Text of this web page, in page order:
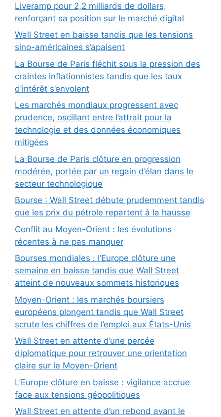
Liveramp pour 2,2 milliards de dollars,
renforçant sa position sur le marché digital
Wall Street en baisse tandis que les tensions
sino-américaines s’apaisent
La Bourse de Paris fléchit sous la pression des
craintes inflationnistes tandis que les taux
d’intérêt s’envolent
Les marchés mondiaux progressent avec
prudence, oscillant entre l’attrait pour la
technologie et des données économiques
mitigées
La Bourse de Paris clôture en progression
modérée, portée par un regain d’élan dans le
secteur technologique
Bourse : Wall Street débute prudemment tandis
que les prix du pétrole repartent à la hausse
Conflit au Moyen-Orient : les évolutions
récentes à ne pas manquer
Bourses mondiales : l’Europe clôture une
semaine en baisse tandis que Wall Street
atteint de nouveaux sommets historiques
Moyen-Orient : les marchés boursiers
européens plongent tandis que Wall Street
scrute les chiffres de l’emploi aux États-Unis
Wall Street en attente d’une percée
diplomatique pour retrouver une orientation
claire sur le Moyen-Orient
L’Europe clôture en baisse : vigilance accrue
face aux tensions géopolitiques
Wall Street en attente d’un rebond avant le